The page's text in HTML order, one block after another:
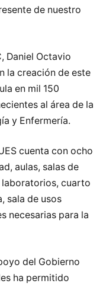
de nuestro
Daniel Octavio
la creación de este
en mil 150
al área de la
y Enfermería.
cuenta con ocho
aulas, salas de
cuarto
sala de usos
necesarias para la
del Gobierno
ha permitido